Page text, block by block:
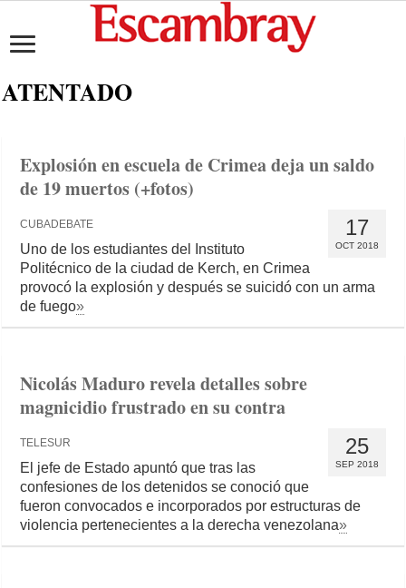
ATENTADO
Explosión en escuela de Crimea deja un saldo
de 19 muertos (+fotos)
17
OCT 2018
CUBADEBATE
Uno de los estudiantes del Instituto
Politécnico de la ciudad de Kerch, en Crimea
provocó la explosión y después se suicidó con un arma
de fuego»
Nicolás Maduro revela detalles sobre
magnicidio frustrado en su contra
25
SEP 2018
TELESUR
El jefe de Estado apuntó que tras las
confesiones de los detenidos se conoció que
fueron convocados e incorporados por estructuras de
violencia pertenecientes a la derecha venezolana»